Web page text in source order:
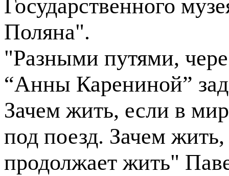
Государственного
Поляна".
"Разными путями,
“Анны Карениной”
Зачем жить, если в
под поезд. Зачем
продолжает жить"